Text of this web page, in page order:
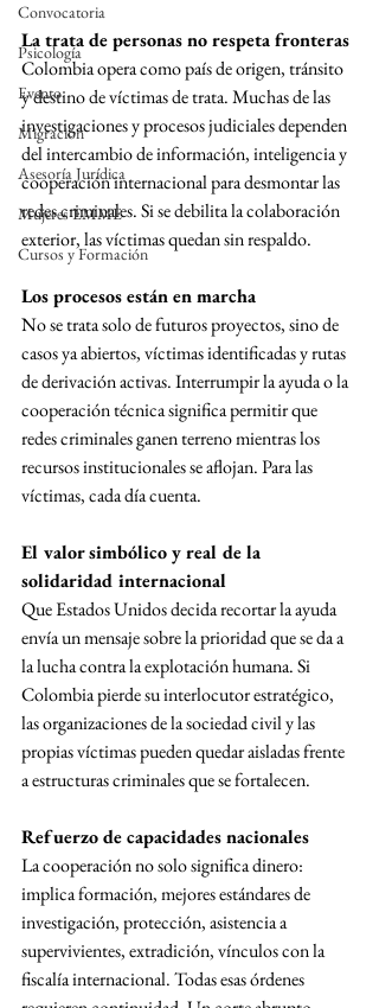
Convocatoria
Psicología
Evento
Migración
Asesoría Jurídica
Mujeres EMME
Cursos y Formación
La trata de personas no respeta fronteras
Colombia opera como país de origen, tránsito
y destino de víctimas de trata. Muchas de las
investigaciones y procesos judiciales dependen
del intercambio de información, inteligencia y
cooperación internacional para desmontar las
redes criminales. Si se debilita la colaboración
exterior, las víctimas quedan sin respaldo.
Los procesos están en marcha
No se trata solo de futuros proyectos, sino de
casos ya abiertos, víctimas identificadas y rutas
de derivación activas. Interrumpir la ayuda o la
cooperación técnica significa permitir que
redes criminales ganen terreno mientras los
recursos institucionales se aflojan. Para las
víctimas, cada día cuenta.
El valor simbólico y real de la
solidaridad internacional
Que Estados Unidos decida recortar la ayuda
envía un mensaje sobre la prioridad que se da a
la lucha contra la explotación humana. Si
Colombia pierde su interlocutor estratégico,
las organizaciones de la sociedad civil y las
propias víctimas pueden quedar aisladas frente
a estructuras criminales que se fortalecen.
Refuerzo de capacidades nacionales
La cooperación no solo significa dinero:
implica formación, mejores estándares de
investigación, protección, asistencia a
supervivientes, extradición, vínculos con la
fiscalía internacional. Todas esas órdenes